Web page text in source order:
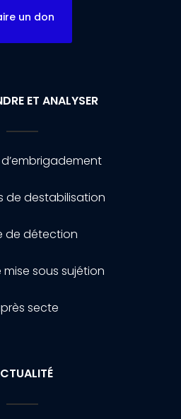
un don
ET ANALYSER
de destabilisation
de détection
sous sujétion
secte